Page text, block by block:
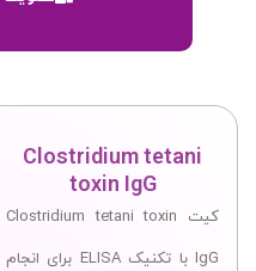
Clostridium tetani
toxin IgG
کیت Clostridium tetani toxin
IgG با تکنیک ELISA برای انجام